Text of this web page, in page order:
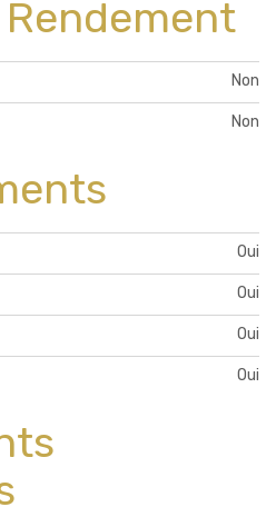
Non
Non
Oui
Oui
Oui
Oui